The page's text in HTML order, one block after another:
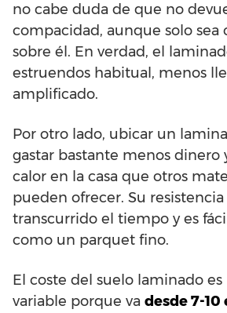
no cabe duda de que no
compacidad, aunque solo sea
sobre él. En verdad, el
estruendos habitual, menos
amplificado.
Por otro lado, ubicar un
gastar bastante menos dinero
calor en la casa que otros
pueden ofrecer. Su
transcurrido el tiempo y es
como un parquet fino.
El coste del suelo laminado es
variable porque va desde 7-10